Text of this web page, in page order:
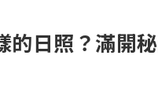
的日照？滿開